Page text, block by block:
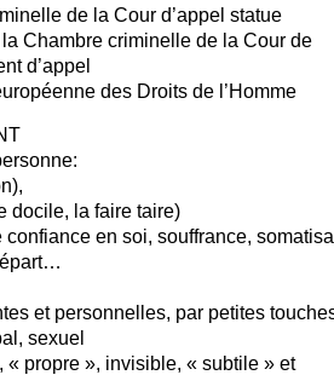
de la Cour d’appel statue
Chambre criminelle de la Cour de
d’appel
des Droits de l’Homme
docile, la faire taire)
en soi, souffrance,
et personnelles, par petites
sexuel
propre », invisible, « subtile » et